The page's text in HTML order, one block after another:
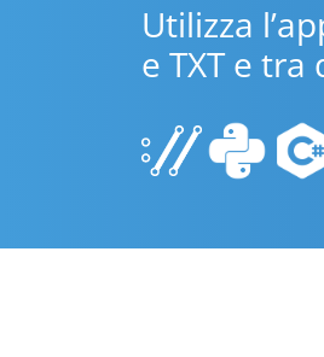
Utilizza
e TXT e